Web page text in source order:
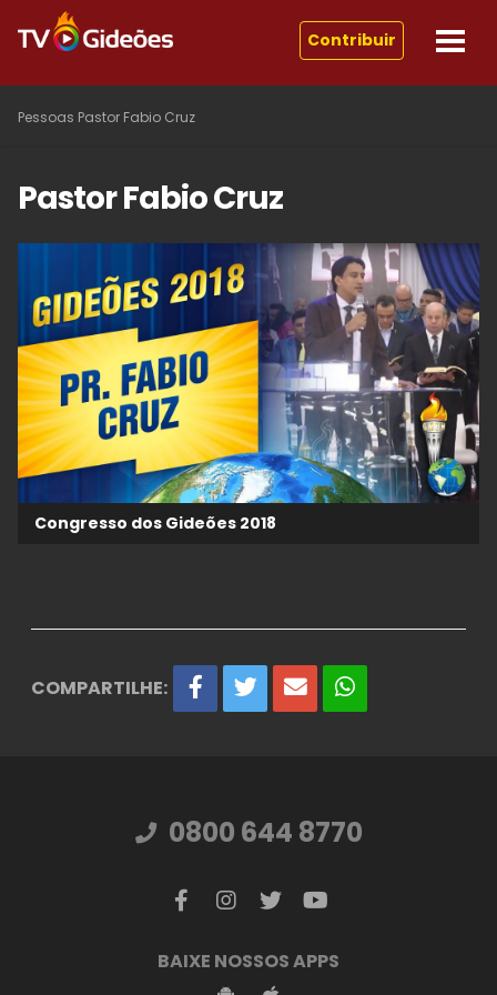
Contribuir
Pessoas Pastor Fabio Cruz
Pastor Fabio Cruz
Congresso dos Gideões 2018
COMPARTILHE:
0800 644 8770
BAIXE NOSSOS APPS